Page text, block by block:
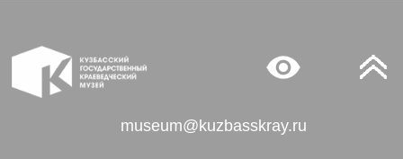
museum@kuzbasskray.ru